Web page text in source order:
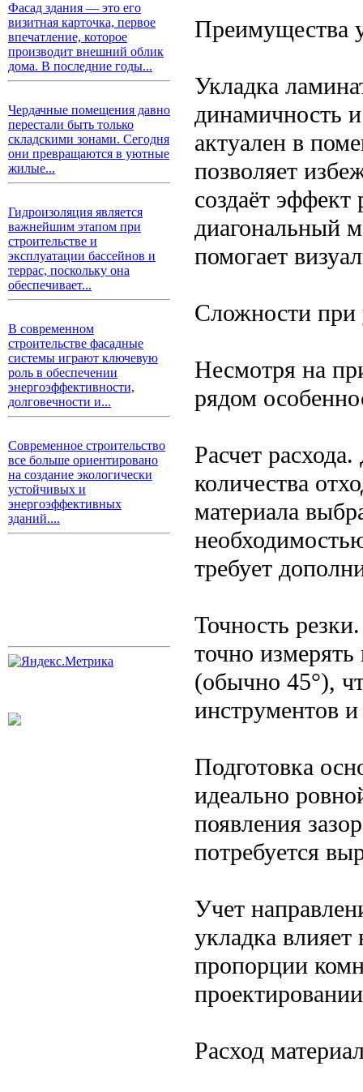
Фасад здания — это его
визитная карточка, первое
впечатление, которое
производит внешний облик
дома. В последние годы...
Чердачные помещения давно
перестали быть только
складскими зонами. Сегодня
они превращаются в уютные
жилые...
Гидроизоляция является
важнейшим этапом при
строительстве и
эксплуатации бассейнов и
террас, поскольку она
обеспечивает...
В современном
строительстве фасадные
системы играют ключевую
роль в обеспечении
энергоэффективности,
долговечности и...
Современное строительство
все больше ориентировано
на создание экологически
устойчивых и
энергоэффективных
зданий....
Преимущества
Укладка
динамичность
актуален в
позволяет
создаёт
диагональный
помогает
Сложности при
Несмотря на
рядом
Расчет
количества
материала
требует
Точность
точно
(обычно 45°),
инструментов
Подготовка
идеально
появления
потребуется
Учет
укладка
пропорции
Расход